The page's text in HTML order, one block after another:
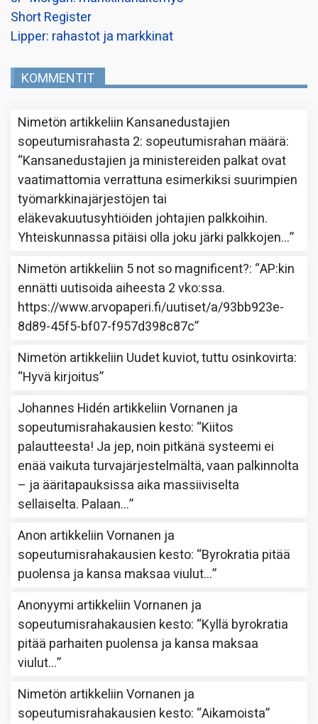
Short Register
Lipper: rahastot ja markkinat
KOMMENTIT
Nimetön artikkeliin Kansanedustajien
sopeutumisrahasta 2: sopeutumisrahan määrä:
“Kansanedustajien ja ministereiden palkat ovat
vaatimattomia verrattuna esimerkiksi suurimpien
työmarkkinajärjestöjen tai
eläkevakuutusyhtiöiden johtajien palkkoihin.
Yhteiskunnassa pitäisi olla joku järki palkkojen…”
Nimetön artikkeliin 5 not so magnificent?: “AP:kin
ennätti uutisoida aiheesta 2 vko:ssa.
https://www.arvopaperi.fi/uutiset/a/93bb923e-
8d89-45f5-bf07-f957d398c87c”
Nimetön artikkeliin Uudet kuviot, tuttu osinkovirta:
“Hyvä kirjoitus”
Johannes Hidén artikkeliinVornanen ja
sopeutumisrahakausien kesto: “Kiitos
palautteesta! Ja jep, noin pitkänä systeemi ei
enää vaikuta turvajärjestelmältä, vaan palkinnolta
– ja ääritapauksissa aika massiiviselta
sellaiselta. Palaan…”
Anon artikkeliinVornanen ja
sopeutumisrahakausien kesto: “Byrokratia pitää
puolensa ja kansa maksaa viulut…”
Anonyymi artikkeliinVornanen ja
sopeutumisrahakausien kesto: “Kyllä byrokratia
pitää parhaiten puolensa ja kansa maksaa
viulut…”
Nimetön artikkeliinVornanen ja
sopeutumisrahakausien kesto: “Aikamoista”